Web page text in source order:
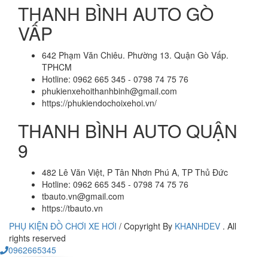
THANH BÌNH AUTO GÒ
VẤP
642 Phạm Văn Chiêu. Phường 13. Quận Gò Vấp.
TPHCM
Hotline: 0962 665 345 - 0798 74 75 76
phukienxehoithanhbinh@gmail.com
https://phukiendochoixehoi.vn/
THANH BÌNH AUTO QUẬN
9
482 Lê Văn Việt, P Tân Nhơn Phú A, TP Thủ Đức
Hotline: 0962 665 345 - 0798 74 75 76
tbauto.vn@gmail.com
https://tbauto.vn
PHỤ KIỆN ĐỒ CHƠI XE HƠI / Copyright By KHANHDEV . All
rights reserved
0962665345